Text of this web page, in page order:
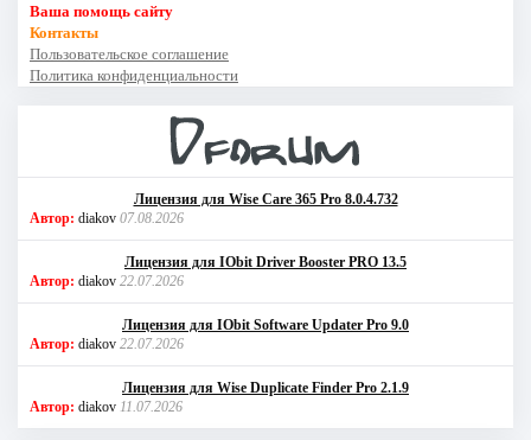
Ваша помощь сайту
Контакты
Пользовательское соглашение
Политика конфиденциальности
Лицензия для Wise Care 365 Pro 8.0.4.732
Автор: diakov 07.08.2026
Лицензия для IObit Driver Booster PRO 13.5
Автор: diakov 22.07.2026
Лицензия для IObit Software Updater Pro 9.0
Автор: diakov 22.07.2026
Лицензия для Wise Duplicate Finder Pro 2.1.9
Автор: diakov 11.07.2026